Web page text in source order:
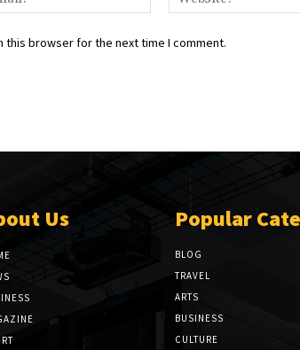
this browser for the next time I comment.
Us Popular
BLOG
TRAVEL
ARTS
BUSINESS
CULTURE